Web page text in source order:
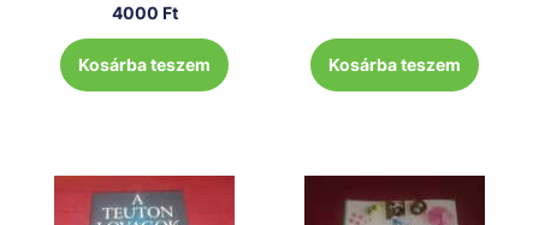
4000 Ft
Kosárba teszem Kosárba teszem